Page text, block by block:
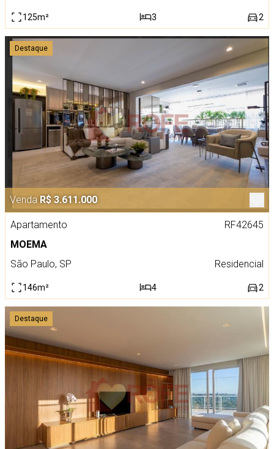
125m² 3 2
Destaque
Venda R$ 3.611.000
Apartamento
RF42645
MOEMA
São Paulo, SP
Residencial
146m² 4 2
Destaque